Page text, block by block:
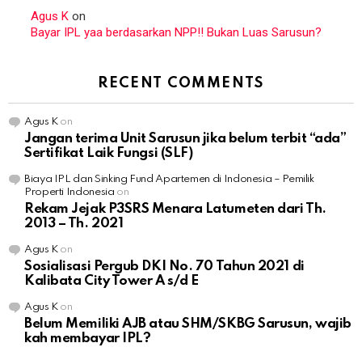
Agus K on
Bayar IPL yaa berdasarkan NPP!! Bukan Luas Sarusun?
RECENT COMMENTS
Agus Kon
Jangan terima Unit Sarusun jika belum terbit “ada”
Sertifikat Laik Fungsi (SLF)
Biaya IPL dan Sinking Fund Apartemen di Indonesia – Pemilik
Properti Indonesia on
Rekam Jejak P3SRS Menara Latumeten dari Th.
2013 – Th. 2021
Agus Kon
Sosialisasi Pergub DKI No. 70 Tahun 2021 di
Kalibata City Tower A s/d E
Agus Kon
Belum Memiliki AJB atau SHM/SKBG Sarusun, wajib
kah membayar IPL?